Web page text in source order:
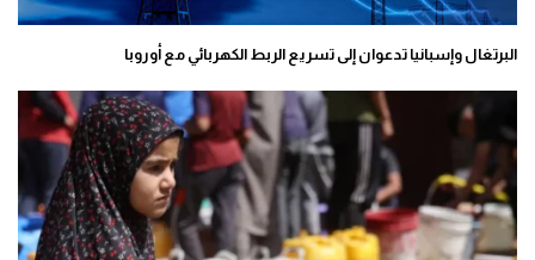
البرتغال وإسبانيا تدعوان إلى تسريع الربط الكهربائي مع أوروبا